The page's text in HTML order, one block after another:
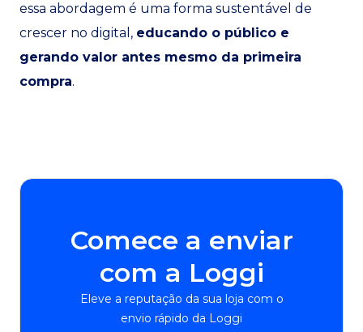
essa abordagem é uma forma sustentável de
crescer no digital, educando o público e
gerando valor antes mesmo da primeira
compra.
Comece a enviar
com a Loggi
Eleve a reputação da sua loja com o
envio rápido da Loggi